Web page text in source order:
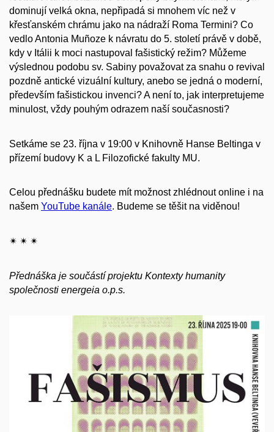
dominují velká okna, nepřipadá si mnohem víc než v
křesťanském chrámu jako na nádraží Roma Termini? Co
vedlo Antonia Muñoze k návratu do 5. století právě v době,
kdy v Itálii k moci nastupoval fašistický režim? Můžeme
výslednou podobu sv. Sabiny považovat za snahu o revival
pozdně antické vizuální kultury, anebo se jedná o moderní,
především fašistickou invenci? A není to, jak interpretujeme
minulost, vždy pouhým odrazem naší současnosti?
Setkáme se 23. října v 19:00 v Knihovně Hanse Beltinga v
přízemí budovy K a L Filozofické fakulty MU.
Celou přednášku budete mít možnost zhlédnout online i na
našem YouTube kanále. Budeme se těšit na viděnou!
✴︎ ✴︎ ✴︎
Přednáška je součástí projektu Kontexty humanity
společnosti energeia o.p.s.